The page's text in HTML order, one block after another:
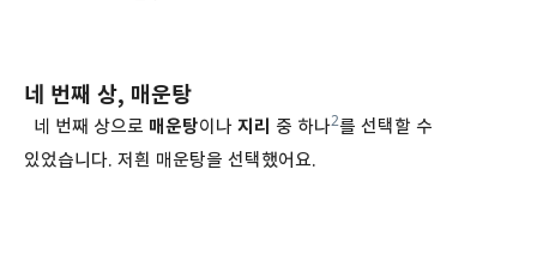
네 번째 상, 매운탕
네 번째 상으로 매운탕이나 지리 중 하나2를 선택할 수
있었습니다. 저흰 매운탕을 선택했어요.